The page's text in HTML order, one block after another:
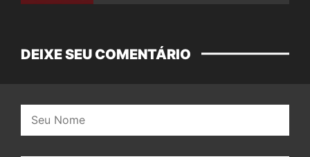
DEIXE SEU COMENTÁRIO